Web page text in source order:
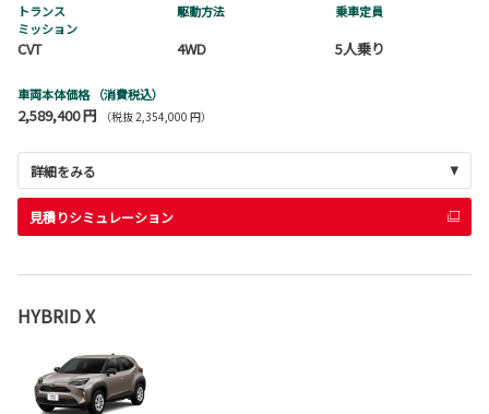
トランス
ミッション
CVT
駆動方法
4WD
乗車定員
5人乗り
車両本体価格 （消費税込）
2,589,400 円 （税抜 2,354,000 円）
詳細をみる
見積りシミュレーション
HYBRID X